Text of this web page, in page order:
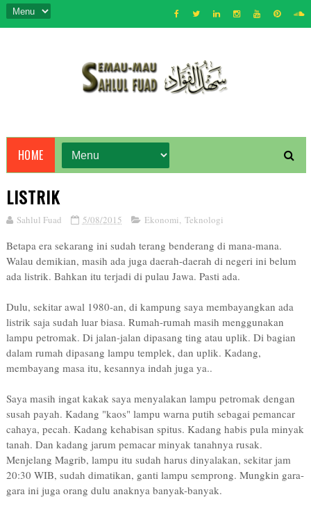
HOME
LISTRIK
Sahlul Fuad 5/08/2015 Ekonomi, Teknologi
Betapa era sekarang ini sudah terang benderang di mana-mana.
Walau demikian, masih ada juga daerah-daerah di negeri ini belum
ada listrik. Bahkan itu terjadi di pulau Jawa. Pasti ada.
Dulu, sekitar awal 1980-an, di kampung saya membayangkan ada
listrik saja sudah luar biasa. Rumah-rumah masih menggunakan
lampu petromak. Di jalan-jalan dipasang ting atau uplik. Di bagian
dalam rumah dipasang lampu templek, dan uplik. Kadang,
membayang masa itu, kesannya indah juga ya..
Saya masih ingat kakak saya menyalakan lampu petromak dengan
susah payah. Kadang "kaos" lampu warna putih sebagai pemancar
cahaya, pecah. Kadang kehabisan spitus. Kadang habis pula minyak
tanah. Dan kadang jarum pemacar minyak tanahnya rusak.
Menjelang Magrib, lampu itu sudah harus dinyalakan, sekitar jam
20:30 WIB, sudah dimatikan, ganti lampu semprong. Mungkin gara-
gara ini juga orang dulu anaknya banyak-banyak.